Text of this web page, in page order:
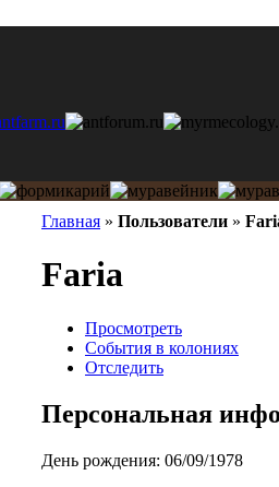
Главная » Пользователи »
Faria
Просмотреть
События в колониях
Отследить
Персональная
День рождения: 06/09/1978